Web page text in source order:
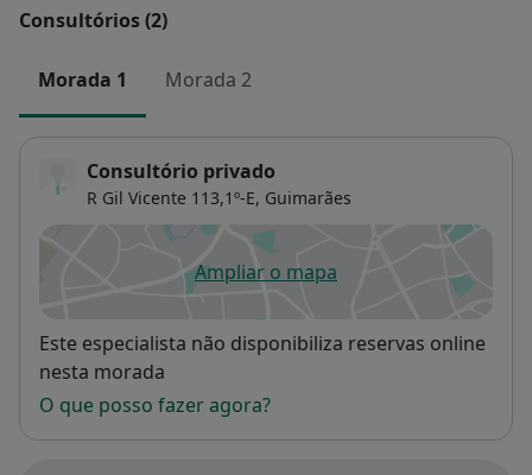
Consultórios (2)
Morada 1 Morada 2
Consultório privado
R Gil Vicente 113,1º-E, Guimarães
Ampliar o mapaabre num novo separador
Disponibilidade
Este especialista não disponibiliza reservas online
nesta morada
O que posso fazer agora?